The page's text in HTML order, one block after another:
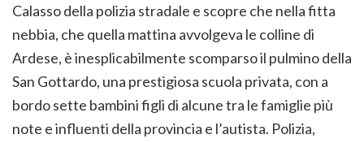
Calasso della polizia stradale e scopre che nella fitta
nebbia, che quella mattina avvolgeva le colline di
Ardese, è inesplicabilmente scomparso il pulmino della
San Gottardo, una prestigiosa scuola privata, con a
bordo sette bambini figli di alcune tra le famiglie più
note e influenti della provincia e l’autista. Polizia,